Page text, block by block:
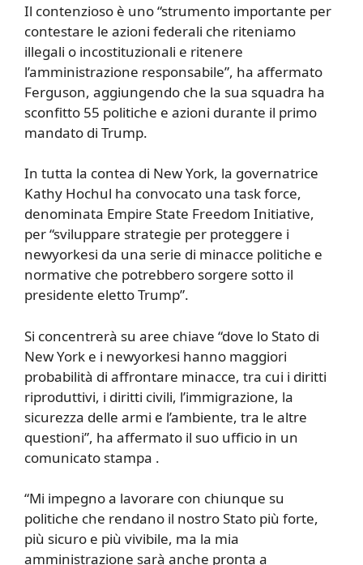
Il contenzioso è uno “strumento importante per
contestare le azioni federali che riteniamo
illegali o incostituzionali e ritenere
l’amministrazione responsabile”, ha affermato
Ferguson, aggiungendo che la sua squadra ha
sconfitto 55 politiche e azioni durante il primo
mandato di Trump.
In tutta la contea di New York, la governatrice
Kathy Hochul ha convocato una task force,
denominata Empire State Freedom Initiative,
per “sviluppare strategie per proteggere i
newyorkesi da una serie di minacce politiche e
normative che potrebbero sorgere sotto il
presidente eletto Trump”.
Si concentrerà su aree chiave “dove lo Stato di
New York e i newyorkesi hanno maggiori
probabilità di affrontare minacce, tra cui i diritti
riproduttivi, i diritti civili, l’immigrazione, la
sicurezza delle armi e l’ambiente, tra le altre
questioni”, ha affermato il suo ufficio in un
comunicato stampa .
“Mi impegno a lavorare con chiunque su
politiche che rendano il nostro Stato più forte,
più sicuro e più vivibile, ma la mia
amministrazione sarà anche pronta a